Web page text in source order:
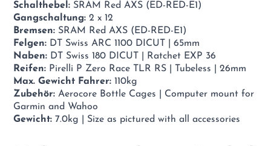
Schalthebel: SRAM Red AXS (ED-RED-E1)
Gangschaltung: 2 x 12
Bremsen: SRAM Red AXS (ED-RED-E1)
Felgen: DT Swiss ARC 1100 DICUT | 65mm
Naben: DT Swiss 180 DICUT | Ratchet EXP 36
Reifen: Pirelli P Zero Race TLR RS | Tubeless | 26mm
Max. Gewicht Fahrer: 110kg
Zubehör: Aerocore Bottle Cages | Computer mount for
Garmin and Wahoo
Gewicht: 7.0kg | Size as pictured with all accessories